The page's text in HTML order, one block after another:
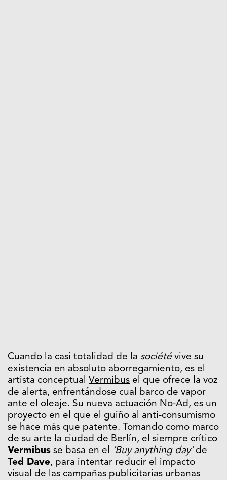
Cuando la casi totalidad de la société vive su
existencia en absoluto aborregamiento, es el
artista conceptual Vermibus el que ofrece la voz
de alerta, enfrentándose cual barco de vapor
ante el oleaje. Su nueva actuación No-Ad, es un
proyecto en el que el guiño al anti-consumismo
se hace más que patente. Tomando como marco
de su arte la ciudad de Berlín, el siempre crítico
Vermibus se basa en el ‘Buy anything day’de
Ted Dave, para intentar reducir el impacto
visual de las campañas publicitarias urbanas